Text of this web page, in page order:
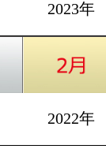
ユーリ阿
ラジオに